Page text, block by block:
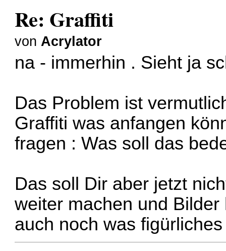
Re: Graffiti
von Acrylator
na - immerhin . Sieht ja
Das Problem ist
Graffiti was anfangen
fragen : Was soll das
Das soll Dir aber jetzt
weiter machen und
auch noch was